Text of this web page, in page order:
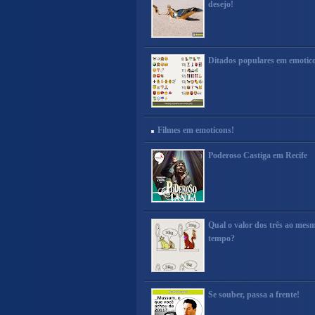
desejo!
Ditados populares em
Filmes em emoticons!
Poderoso Castiga em Recife
Qual o valor dos três ao
tempo?
Se souber, passa a frente!